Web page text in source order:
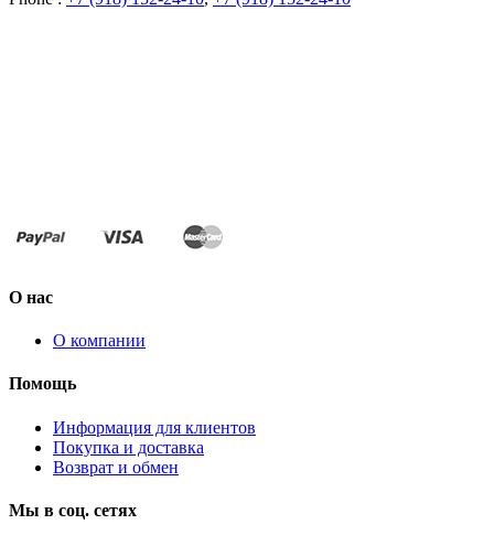
О нас
О компании
Помощь
Информация для клиентов
Покупка и доставка
Возврат и обмен
Мы в соц. сетях